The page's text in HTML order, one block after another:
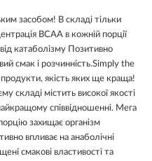
засобом! В складі тільки
BCAA в кожній порції
катаболізму Позитивно
смак і розчинність. ​Simply the
продукти, якість яких ще краща!
складі містить високої якості
співвідношенні. Мега
захищає організм
впливає на анаболічні
смакові властивості та